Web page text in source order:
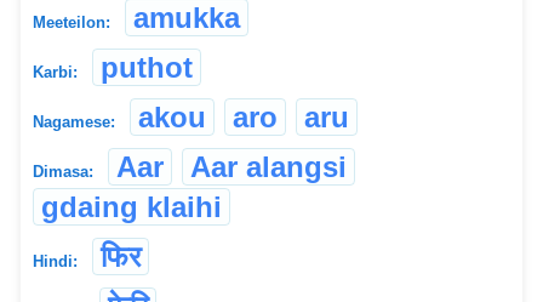
Meeteilon: amukka
Karbi: puthot
Nagamese: akou aro aru
Dimasa: Aar
Aar alangsi
gdaing klaihi
Hindi: फिर